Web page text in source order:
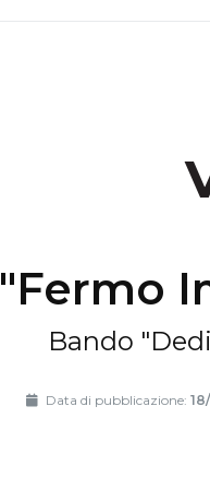
"Fermo
Bando
Data di pubblicazione: